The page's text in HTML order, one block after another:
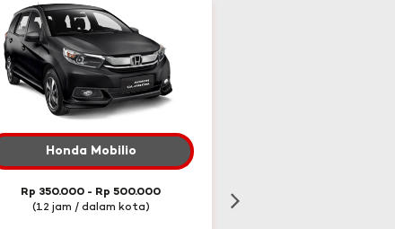
Honda Mobilio
Rp 350.000 - Rp 500.000
(12 jam / dalam kota)